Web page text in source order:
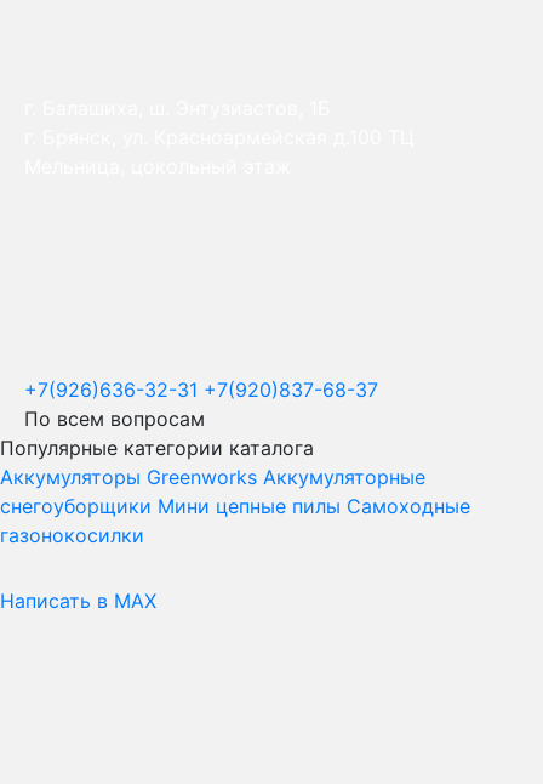
+7(926)636-32-31 +7(920)837-68-37
По всем вопросам
Популярные категории каталога
Аккумуляторы Greenworks Аккумуляторные
снегоуборщики Мини цепные пилы Самоходные
газонокосилки
Написать в MAX